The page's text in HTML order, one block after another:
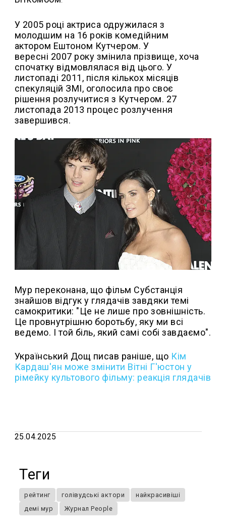
У 2005 році актриса одружилася з
молодшим на 16 років комедійним
актором Ештоном Кутчером. У
вересні 2007 року змінила прізвище, хоча
спочатку відмовлялася від цього. У
листопаді 2011, після кількох місяців
спекуляцій ЗМІ, оголосила про своє
рішення розлучитися з Кутчером. 27
листопада 2013 процес розлучення
завершився.
Мур переконана, що фільм Субстанція
знайшов відгук у глядачів завдяки темі
самокритики: "Це не лише про зовнішність.
Це провнутрішню боротьбу, яку ми всі
ведемо. І той біль, який самі собі завдаємо".
Український Дощ писав раніше, що Кім
Кардаш'ян може змінити Вітні Г'юстон у
рімейку культового фільму: реакція глядачів
25.04.2025
Теги
рейтинг голівудські актори
найкрасивіші
демі мур
Журнал People